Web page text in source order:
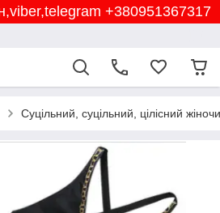
+380951367317
Суцільний, суцільний, цілісний